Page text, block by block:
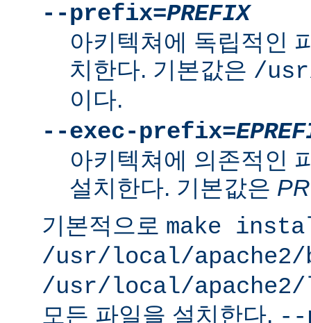
--prefix=PREFIX
아키텍쳐에 독립적인
치한다. 기본값은 /
이다.
--exec-prefix=
아키텍쳐에 의존적인
설치한다. 기본값은
기본적으로 make
/usr/local/
/usr/local/
모든 파일을 설치한다. --